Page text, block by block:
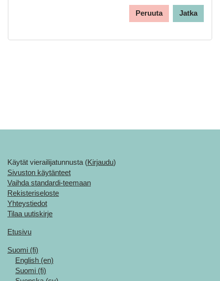
Peruuta Jatka
Käytät vierailijatunnusta (Kirjaudu)
Sivuston käytänteet
Vaihda standardi-teemaan
Rekisteriseloste
Yhteystiedot
Tilaa uutiskirje
Etusivu
Suomi ‎(fi)‎
English ‎(en)‎
Suomi ‎(fi)‎